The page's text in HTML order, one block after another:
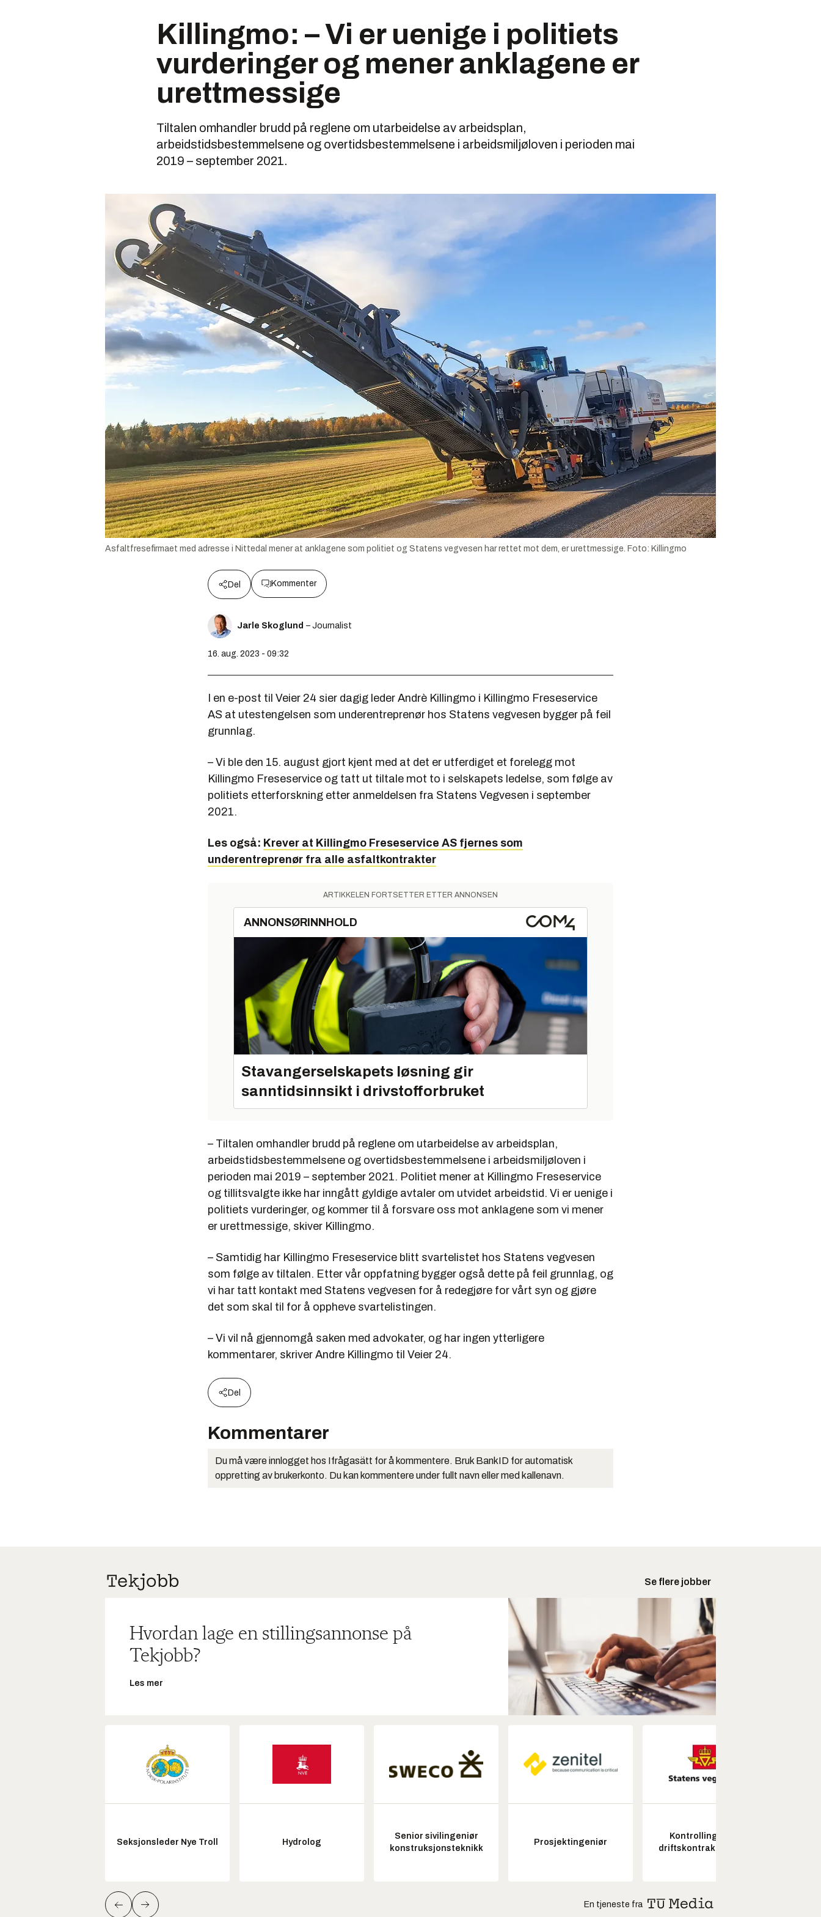
Killingmo: – Vi er uenige i politiets
vurderinger og mener anklagene er
urettmessige
Tiltalen omhandler brudd på reglene om utarbeidelse av arbeidsplan,
arbeidstidsbestemmelsene og overtidsbestemmelsene i arbeidsmiljøloven i perioden mai
2019 – september 2021.
Asfaltfresefirmaet med adresse i Nittedal mener at anklagene som politiet og Statens vegvesen har rettet mot dem, er urettmessige. Foto: Killingmo
Del Kommenter
Jarle Skoglund – Journalist
16. aug. 2023 - 09:32
I en e-post til Veier 24 sier dagig leder Andrè Killingmo i Killingmo Freseservice
AS at utestengelsen som underentreprenør hos Statens vegvesen bygger på feil
grunnlag.
– Vi ble den 15. august gjort kjent med at det er utferdiget et forelegg mot
Killingmo Freseservice og tatt ut tiltale mot to i selskapets ledelse, som følge av
politiets etterforskning etter anmeldelsen fra Statens Vegvesen i september
2021.
Les også: Krever at Killingmo Freseservice AS fjernes som
underentreprenør fra alle asfaltkontrakter
ARTIKKELEN FORTSETTER ETTER ANNONSEN
ANNONSØRINNHOLD
Stavangerselskapets løsning gir
sanntidsinnsikt i drivstofforbruket
– Tiltalen omhandler brudd på reglene om utarbeidelse av arbeidsplan,
arbeidstidsbestemmelsene og overtidsbestemmelsene i arbeidsmiljøloven i
perioden mai 2019 – september 2021. Politiet mener at Killingmo Freseservice
og tillitsvalgte ikke har inngått gyldige avtaler om utvidet arbeidstid. Vi er uenige i
politiets vurderinger, og kommer til å forsvare oss mot anklagene som vi mener
er urettmessige, skiver Killingmo.
– Samtidig har Killingmo Freseservice blitt svartelistet hos Statens vegvesen
som følge av tiltalen. Etter vår oppfatning bygger også dette på feil grunnlag, og
vi har tatt kontakt med Statens vegvesen for å redegjøre for vårt syn og gjøre
det som skal til for å oppheve svartelistingen.
– Vi vil nå gjennomgå saken med advokater, og har ingen ytterligere
kommentarer, skriver Andre Killingmo til Veier 24.
Del
Kommentarer
Du må være innlogget hos Ifrågasätt for å kommentere. Bruk BankID for automatisk
oppretting av brukerkonto. Du kan kommentere under fullt navn eller med kallenavn.
Se flere jobber
Hvordan lage en stillingsannonse på
Tekjobb?
Les mer
Seksjonsleder Nye Troll Hydrolog
Senior sivilingeniør
konstruksjonsteknikk
Prosjektingeniør
Kontrollingeniør
driftskontrakt elektro
En tjeneste fra